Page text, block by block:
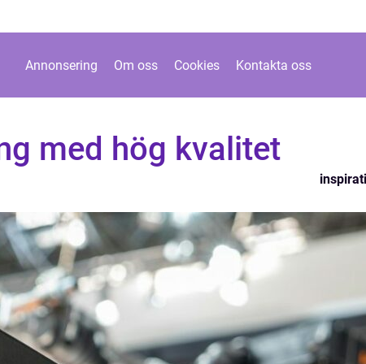
Annonsering Om oss Cookies Kontakta oss
med hög kvalitet